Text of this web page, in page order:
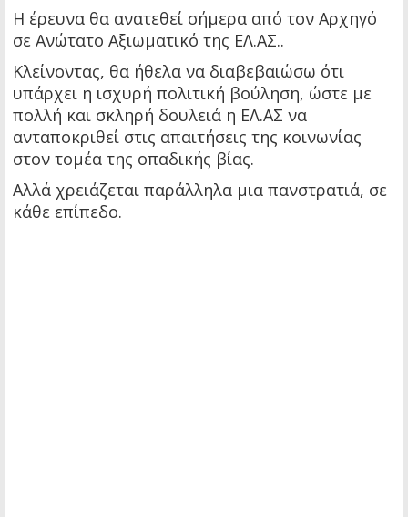
Η έρευνα θα ανατεθεί σήμερα από τον Αρχηγό
σε Ανώτατο Αξιωματικό της ΕΛ.ΑΣ..
Κλείνοντας, θα ήθελα να διαβεβαιώσω ότι
υπάρχει η ισχυρή πολιτική βούληση, ώστε με
πολλή και σκληρή δουλειά η ΕΛ.ΑΣ να
ανταποκριθεί στις απαιτήσεις της κοινωνίας
στον τομέα της οπαδικής βίας.
Αλλά χρειάζεται παράλληλα μια πανστρατιά, σε
κάθε επίπεδο.